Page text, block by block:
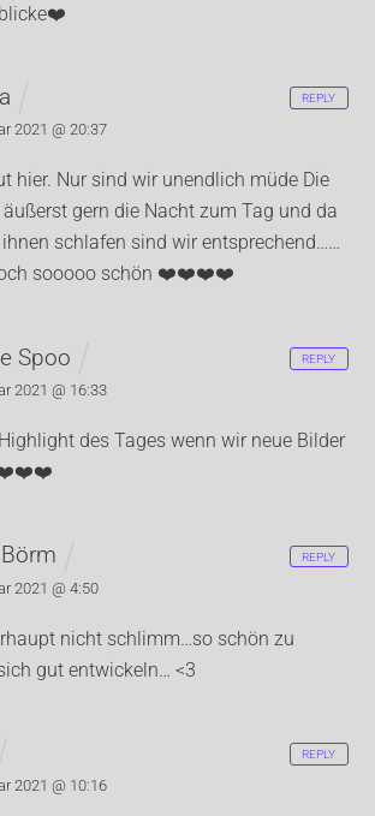
2021 @ 20:37
hier. Nur sind wir unendlich müde Die
gern die Nacht zum Tag und da
schlafen sind wir entsprechend……
sooooo schön ❤️❤️❤️❤️
REPLY
Spoo
2021 @ 16:33
des Tages wenn wir neue Bilder
REPLY
2021 @ 4:50
nicht schlimm…so schön zu
gut entwickeln… <3
REPLY
2021 @ 10:16
REPLY